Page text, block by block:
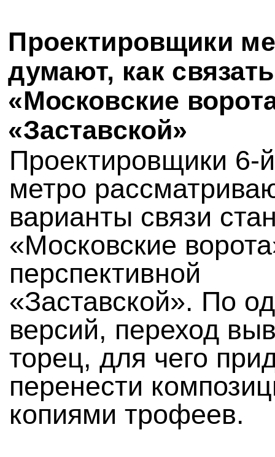
Проектировщики
думают, как связать
«Московские
«Заставской»
Проектировщики 6-
метро
варианты связи
«Московские
перспективной
«Заставской». По
версий, переход
торец, для чего
перенести
копиями трофеев.